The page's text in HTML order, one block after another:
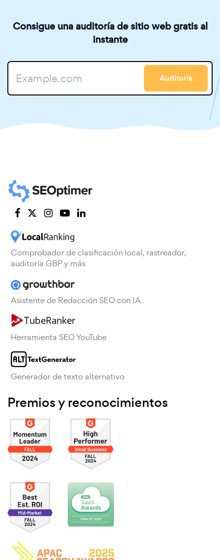
Consigue una auditoría de sitio web gratis al
instante
Auditoría
Comprobador de clasificación local, rastreador,
auditoría GBP y más
Asistente de Redacción SEO con IA
Herramienta SEO YouTube
Generador de texto alternativo
Premios y reconocimientos